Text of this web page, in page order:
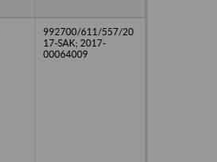
992700/611/557/20
17-SAK; 2017-
00064009